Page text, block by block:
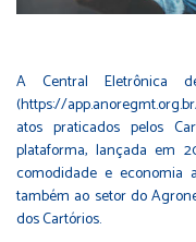
A Central Eletrônica
(https://
atos praticados pelos
plataforma, lançada em
comodidade e economia
também ao setor do
dos Cartórios.